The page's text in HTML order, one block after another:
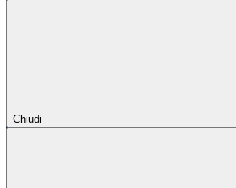
Chiudi